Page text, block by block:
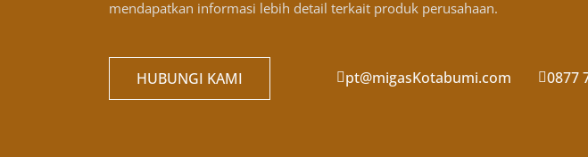
mendapatkan informasi lebih detail terkait produk perusahaan.
HUBUNGI KAMI pt@migasKotabumi.com 0877